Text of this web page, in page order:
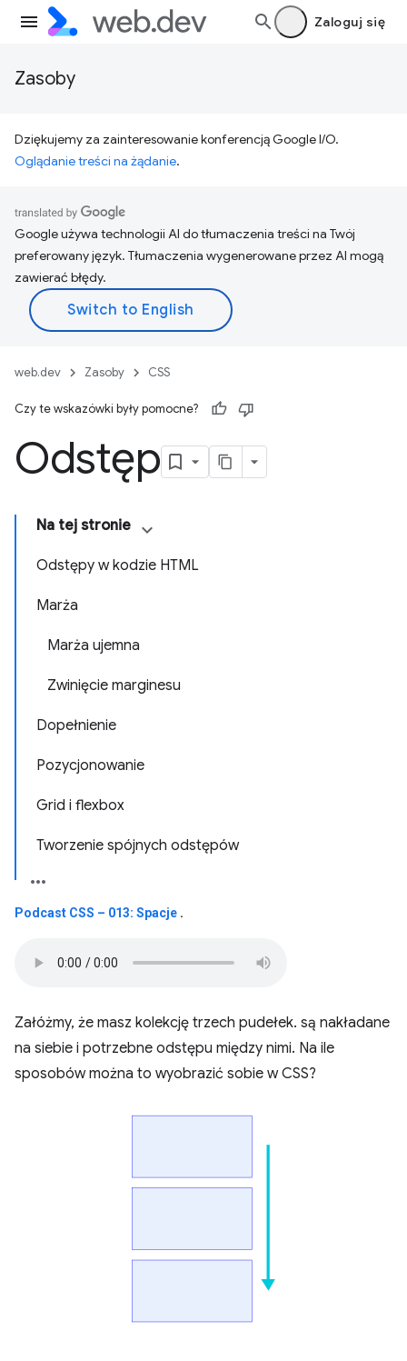
Zaloguj się
Zasoby
Dziękujemy za zainteresowanie konferencją Google I/O.
Oglądanie treści na żądanie.
Google używa technologii AI do tłumaczenia treści na Twój
preferowany język. Tłumaczenia wygenerowane przez AI mogą
zawierać błędy.
web.dev Zasoby CSS
Czy te wskazówki były pomocne?
Odstęp
Na tej stronie
Odstępy w kodzie HTML
Marża
Marża ujemna
Zwinięcie marginesu
Dopełnienie
Pozycjonowanie
Grid i flexbox
Tworzenie spójnych odstępów
Podcast CSS – 013: Spacje .
Załóżmy, że masz kolekcję trzech pudełek. są nakładane
na siebie i potrzebne odstępu między nimi. Na ile
sposobów można to wyobrazić sobie w CSS?